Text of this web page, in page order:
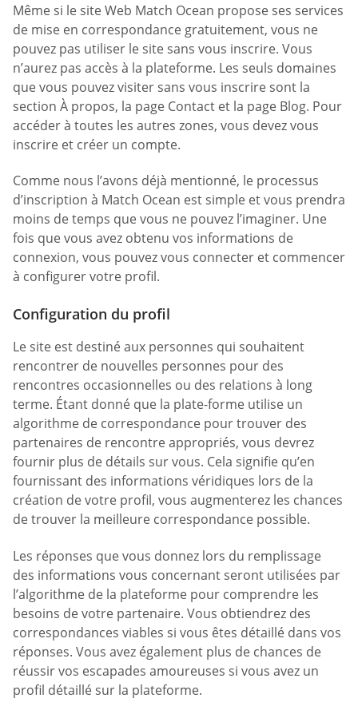
Même si le site Web Match Ocean propose ses services
de mise en correspondance gratuitement, vous ne
pouvez pas utiliser le site sans vous inscrire. Vous
n’aurez pas accès à la plateforme. Les seuls domaines
que vous pouvez visiter sans vous inscrire sont la
section À propos, la page Contact et la page Blog. Pour
accéder à toutes les autres zones, vous devez vous
inscrire et créer un compte.
Comme nous l’avons déjà mentionné, le processus
d’inscription à Match Ocean est simple et vous prendra
moins de temps que vous ne pouvez l’imaginer. Une
fois que vous avez obtenu vos informations de
connexion, vous pouvez vous connecter et commencer
à configurer votre profil.
Configuration du profil
Le site est destiné aux personnes qui souhaitent
rencontrer de nouvelles personnes pour des
rencontres occasionnelles ou des relations à long
terme. Étant donné que la plate-forme utilise un
algorithme de correspondance pour trouver des
partenaires de rencontre appropriés, vous devrez
fournir plus de détails sur vous. Cela signifie qu’en
fournissant des informations véridiques lors de la
création de votre profil, vous augmenterez les chances
de trouver la meilleure correspondance possible.
Les réponses que vous donnez lors du remplissage
des informations vous concernant seront utilisées par
l’algorithme de la plateforme pour comprendre les
besoins de votre partenaire. Vous obtiendrez des
correspondances viables si vous êtes détaillé dans vos
réponses. Vous avez également plus de chances de
réussir vos escapades amoureuses si vous avez un
profil détaillé sur la plateforme.